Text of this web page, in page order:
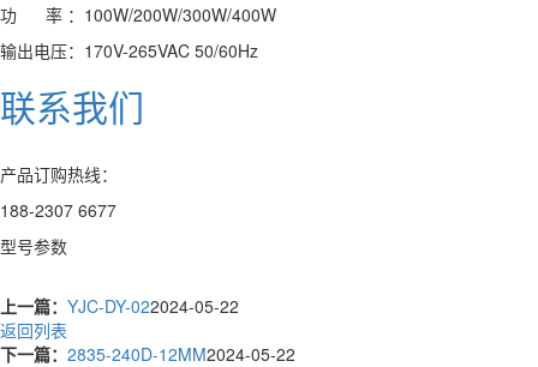
功 率 ：100W/200W/300W/400W
输出电压：170V-265VAC 50/60Hz
联系我们
产品订购热线：
188-2307 6677
型号参数
上一篇： YJC-DY-022024-05-22
返回列表
下一篇： 2835-240D-12MM2024-05-22